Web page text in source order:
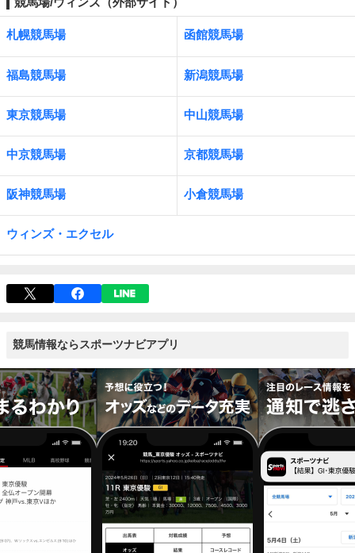
札幌競馬場 函館競馬場
福島競馬場 新潟競馬場
東京競馬場 中山競馬場
中京競馬場 京都競馬場
阪神競馬場 小倉競馬場
ウィンズ・エクセル
競馬情報ならスポーツナビアプリ